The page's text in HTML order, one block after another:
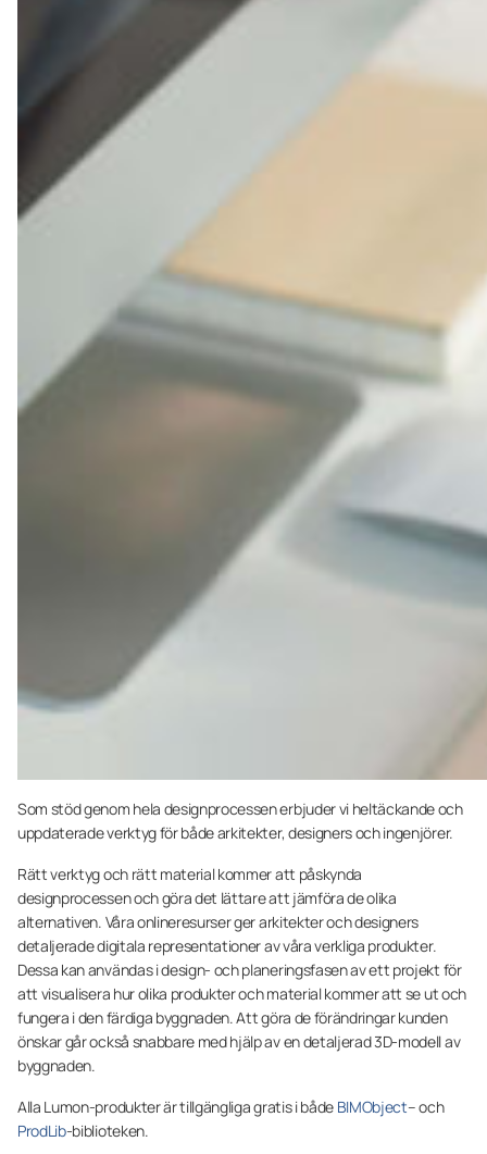
Som stöd genom hela designprocessen erbjuder vi heltäckande och
uppdaterade verktyg för både arkitekter, designers och ingenjörer.
Rätt verktyg och rätt material kommer att påskynda
designprocessen och göra det lättare att jämföra de olika
alternativen. Våra onlineresurser ger arkitekter och designers
detaljerade digitala representationer av våra verkliga produkter.
Dessa kan användas i design- och planeringsfasen av ett projekt för
att visualisera hur olika produkter och material kommer att se ut och
fungera i den färdiga byggnaden. Att göra de förändringar kunden
önskar går också snabbare med hjälp av en detaljerad 3D-modell av
byggnaden.
Alla Lumon-produkter är tillgängliga gratis i både BIMObject– och
ProdLib-biblioteken.